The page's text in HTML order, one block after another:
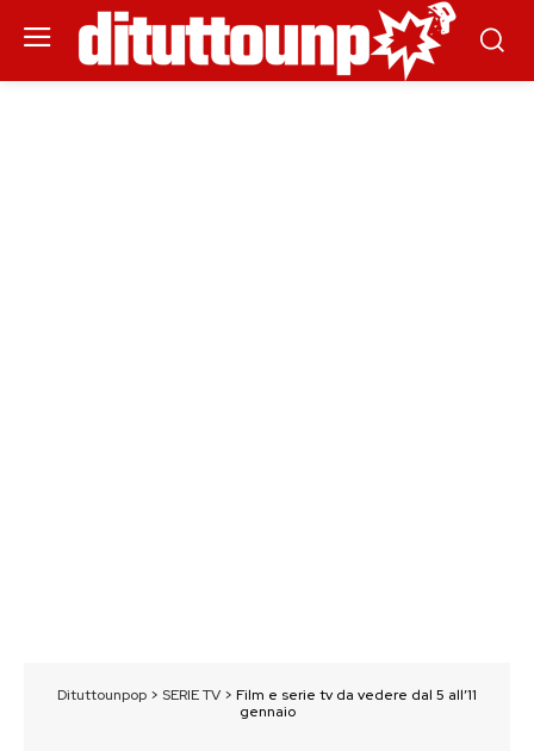
Dituttounpop > SERIE TV > Film e serie tv da vedere dal 5 all’11
gennaio